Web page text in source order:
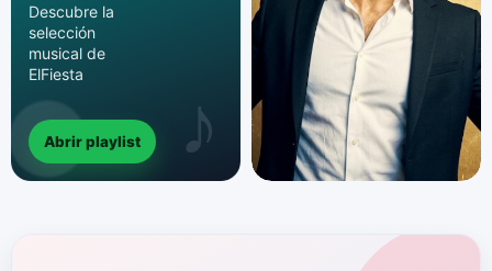
Descubre la
selección
musical de
ElFiesta
Abrir playlist